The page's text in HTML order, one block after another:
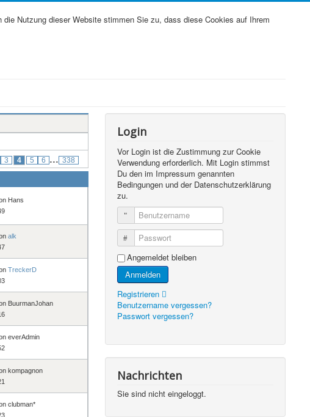
Nutzung dieser Website stimmen Sie zu, dass diese Cookies auf Ihrem
3 4 5 6 ... 338
Hans
alk
TreckerD
BuurmanJohan
everAdmin
kompagnon
clubman*
Login
Vor Login ist die Zustimmung zur Cookie
Verwendung erforderlich. Mit Login stimmst
Du den im Impressum genannten
Bedingungen und der Datenschutzerklärung
zu.
Benutzername
Passwort
Angemeldet bleiben
Anmelden
Registrieren
Benutzername vergessen?
Passwort vergessen?
Nachrichten
Sie sind nicht eingeloggt.